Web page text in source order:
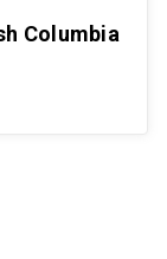
Columbia